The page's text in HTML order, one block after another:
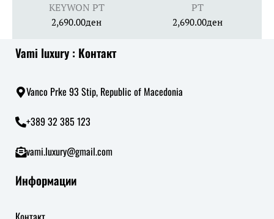
KEYWON PT
2,690.00ден
PT
2,690.00ден
Vami luxury : Контакт
Vanco Prke 93 Stip, Republic of Macedonia
+389 32 385 123
vami.luxury@gmail.com
Информации